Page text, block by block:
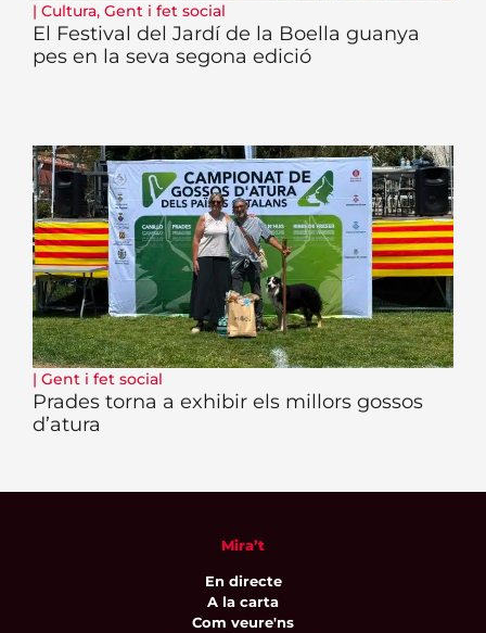
| Cultura, Gent i fet social
El Festival del Jardí de la Boella guanya
pes en la seva segona edició
| Gent i fet social
Prades torna a exhibir els millors gossos
d’atura
Mira’t
En directe
A la carta
Com veure'ns